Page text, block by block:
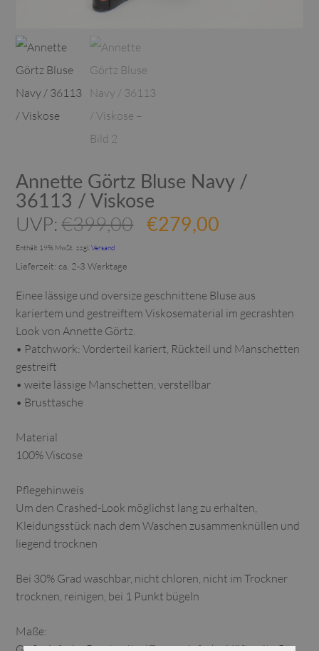
Annette Görtz Bluse Navy /
36113 / Viskose
UVP:€399,00 Ursprünglicher
€279,00Aktueller
Enthält 19% MwSt. zzgl.Versand
Lieferzeit: ca. 2-3 Werktage
Einee lässige und oversize geschnittene Bluse aus
kariertem und gestreiftem Viskosematerial im gecrashten
Look von Annette Görtz.
• Patchwork: Vorderteil kariert, Rückteil und Manschetten
gestreift
• weite lässige Manschetten, verstellbar
• Brusttasche
Material
100% Viscose
Pflegehinweis
Um den Crashed-Look möglichst lang zu erhalten,
Kleidungsstück nach dem Waschen zusammenknüllen und
liegend trocknen
Bei 30% Grad waschbar, nicht chloren, nicht im Trockner
trocknen, reinigen, bei 1 Punkt bügeln
Maße: